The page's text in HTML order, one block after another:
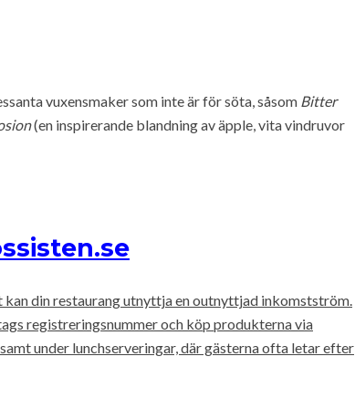
vuxensmaker som inte är för söta, såsom Bitter
(en inspirerande blandning av äpple, vita vindruvor
din restaurang utnyttja en outnyttjad inkomstström.
registreringsnummer och köp produkterna via
under lunchserveringar, där gästerna ofta letar efter